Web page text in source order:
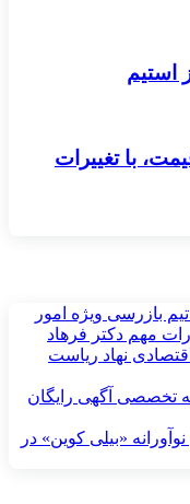
استیم
با تغییرات
بازرسی ويژه امور
مهم دکتر فرهاد
نهاد ریاست
تخصصی آگهی رایگان
«بیلی کوین» در